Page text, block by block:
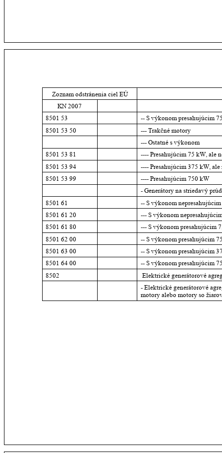
Zoznam odstránenia ciel EÚ
KN 2007
8501 53
-- S výkonom presahujúcim
8501 53 50
--- Trakčné motory
--- Ostatné s výkonom
8501 53 81
---- Presahujúcim 75 kW, ale
8501 53 94
---- Presahujúcim 375 kW,
8501 53 99
---- Presahujúcim 750 kW
- Generátory na striedavý
8501 61
-- S výkonom
8501 61 20
--- S výkonom
8501 61 80
--- S výkonom presahujúcim
8501 62 00
-- S výkonom presahujúcim
8501 63 00
-- S výkonom presahujúcim
8501 64 00
-- S výkonom presahujúcim
8502
Elektrické generátorové
- Elektrické generátorové
motory alebo motory so